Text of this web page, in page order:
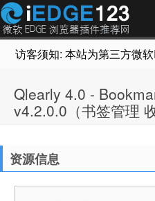
访客须知: 本站为第三方微
Qlearly 4.0 -
v4.2.0.0（书签管理
资源信息